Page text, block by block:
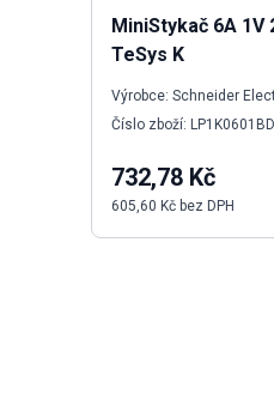
MiniStykač 6A 1V
TeSys K
Výrobce: Schneider
Číslo zboží: LP1K0601BD
732,78 Kč
605,60 Kč bez DPH